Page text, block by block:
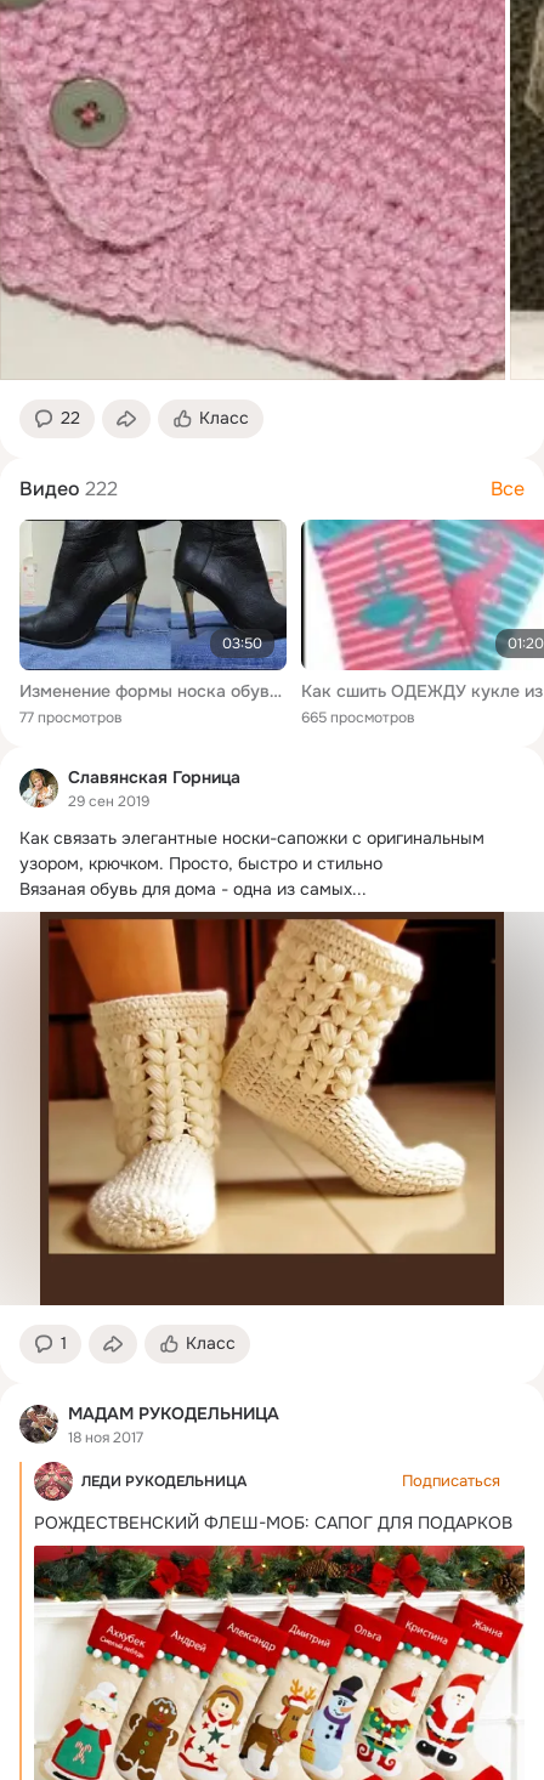
22 Класс
Видео 222 Все
03:50
Изменение формы носка обуви - мастерская Туфелька
77 просмотров
01:20
665 просмотров
Славянская Горница
29 сен 2019
Как связать элегантные носки-сапожки с оригинальным
узором, крючком. Просто, быстро и стильно
Вязаная обувь для дома - одна из самых...
1 Класс
МАДАМ РУКОДЕЛЬНИЦА
18 ноя 2017
ЛЕДИ РУКОДЕЛЬНИЦА Подписаться
РОЖДЕСТВЕНСКИЙ ФЛЕШ-МОБ: САПОГ ДЛЯ ПОДАРКОВ